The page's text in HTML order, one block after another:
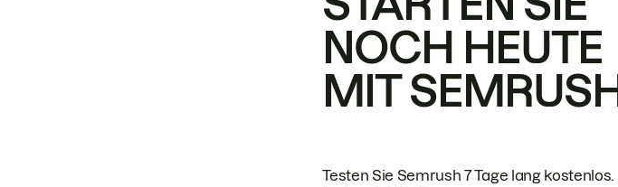
NOCH HEUTE
MIT
Testen Sie Semrush 7 Tage lang kostenlos.